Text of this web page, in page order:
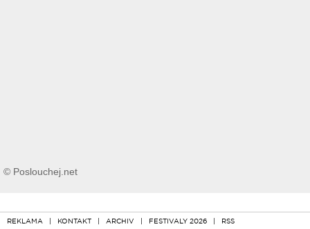
© Poslouchej.net
REKLAMA | KONTAKT | ARCHIV | FESTIVALY 2026 | RSS